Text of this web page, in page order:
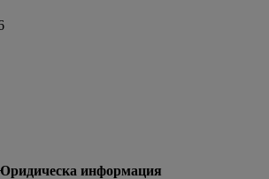
информация